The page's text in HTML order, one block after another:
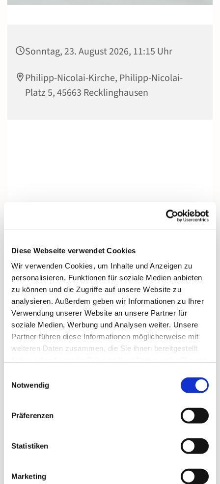
Diese Webseite verwendet Cookies
Wir verwenden Cookies, um Inhalte und Anzeigen zu
personalisieren, Funktionen für soziale Medien anbieten
zu können und die Zugriffe auf unsere Website zu
analysieren. Außerdem geben wir Informationen zu Ihrer
Verwendung unserer Website an unsere Partner für
soziale Medien, Werbung und Analysen weiter. Unsere
Partner führen diese Informationen möglicherweise mit
weiteren Daten zusammen, die Sie ihnen bereitgestellt
Notwendig
Präferenzen
Statistiken
Marketing
Sonntag, 23. August 2026, 11:15 Uhr
Philipp-Nicolai-Kirche, Philipp-Nicolai-
Platz 5, 45663 Recklinghausen
Dies könnte Sie auch interessieren